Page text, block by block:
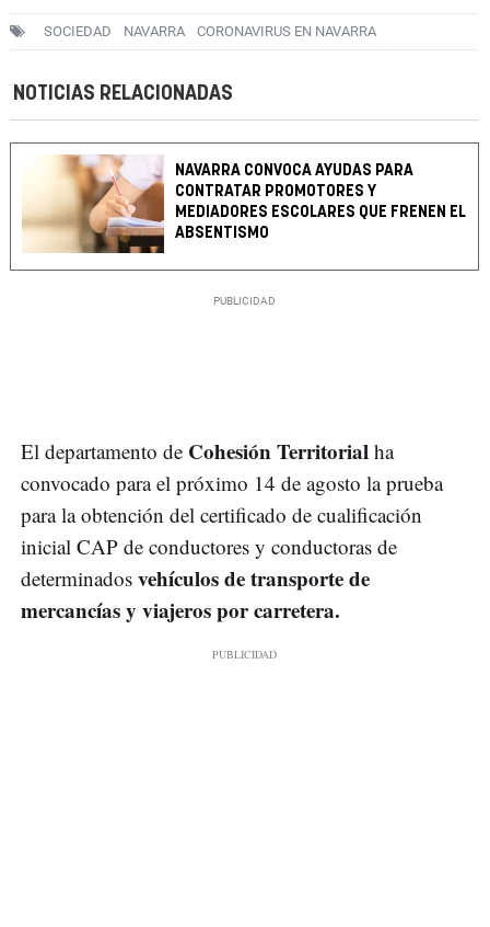
SOCIEDAD NAVARRA CORONAVIRUS EN NAVARRA
NOTICIAS RELACIONADAS
NAVARRA CONVOCA AYUDAS PARA
CONTRATAR PROMOTORES Y
MEDIADORES ESCOLARES QUE FRENEN EL
ABSENTISMO
El departamento de Cohesión Territorial ha
convocado para el próximo 14 de agosto la prueba
para la obtención del certificado de cualificación
inicial CAP de conductores y conductoras de
determinados vehículos de transporte de
mercancías y viajeros por carretera.